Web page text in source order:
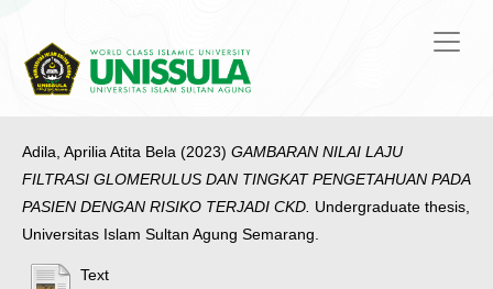
Adila, Aprilia Atita Bela (2023) GAMBARAN NILAI LAJU
FILTRASI GLOMERULUS DAN TINGKAT PENGETAHUAN PADA
PASIEN DENGAN RISIKO TERJADI CKD. Undergraduate thesis,
Universitas Islam Sultan Agung Semarang.
Text